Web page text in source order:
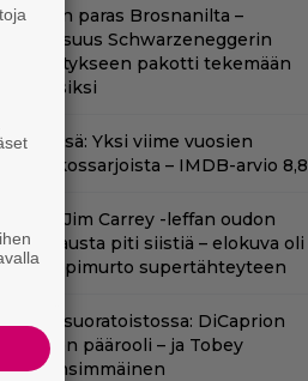
on paras Brosnanilta –
Schwarzeneggerin
pakotti tekemään
uusiksi
Yksi viime vuosien
rikossarjoista – IMDB-arvio 8,8
tv:ssä: Jim Carrey -leffan oudon
kohtausta piti siistiä – elokuva oli
läpimurto supertähteyteen
suoratoistossa: DiCaprion
päärooli – ja Tobey
ensimmäinen